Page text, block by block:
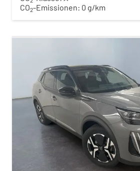
CO2-Emissionen: 0 g/km